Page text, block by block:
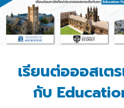
เรียนต่อออสเต
กับ